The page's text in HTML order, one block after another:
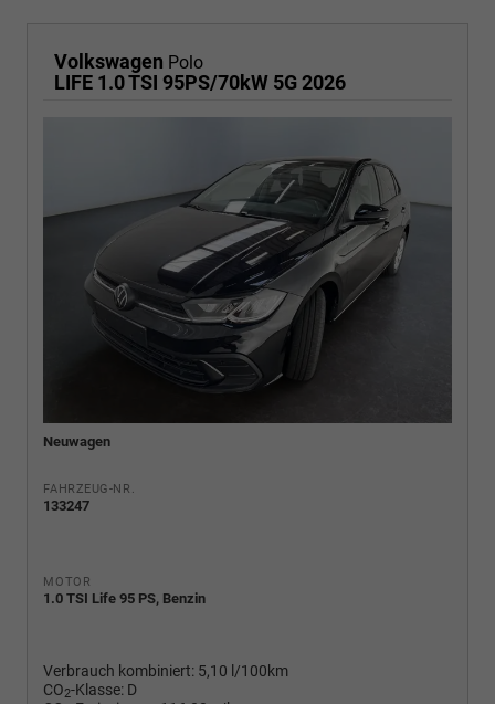
Volkswagen Polo
LIFE 1.0 TSI 95PS/70kW 5G 2026
Neuwagen
FAHRZEUG-NR.
133247
MOTOR
1.0 TSI Life 95 PS, Benzin
Verbrauch kombiniert: 5,10 l/100km
CO2-Klasse: D